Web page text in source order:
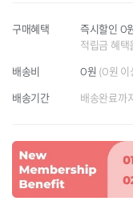
구매혜택
즉시할인 0
적립금 혜택
배송비 0원 (0원 이
배송기간 배송완료까